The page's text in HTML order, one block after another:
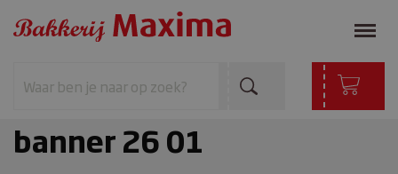
banner 26 01